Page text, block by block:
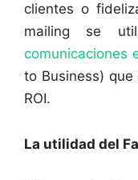
clientes o
mailing se
comunicaciones
to Business)
ROI.
La utilidad del